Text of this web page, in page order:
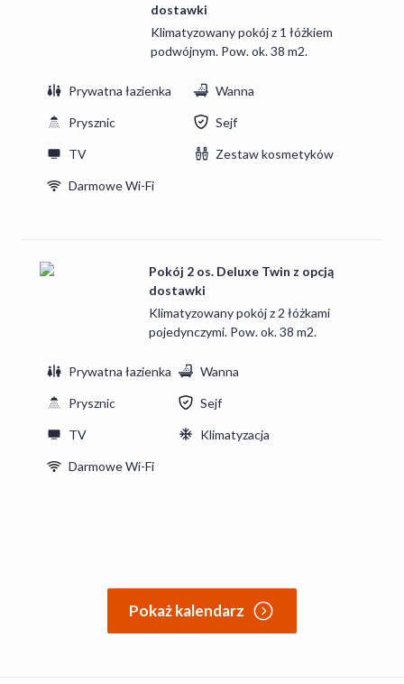
dostawki
Klimatyzowany pokój z 1 łóżkiem
podwójnym. Pow. ok. 38 m2.
Prywatna łazienka Wanna
Prysznic Sejf
TV Zestaw kosmetyków
Darmowe Wi-Fi
Pokój 2 os. Deluxe Twin z opcją
dostawki
Klimatyzowany pokój z 2 łóżkami
pojedynczymi. Pow. ok. 38 m2.
Prywatna łazienka Wanna
Prysznic Sejf
TV Klimatyzacja
Darmowe Wi-Fi
Pokaż kalendarz